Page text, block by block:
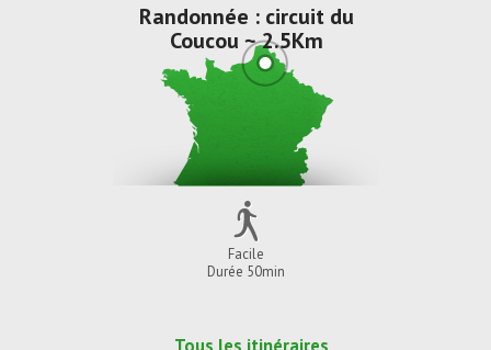
Randonnée : circuit du
Coucou ~ 2.5Km
Facile
Durée 50min